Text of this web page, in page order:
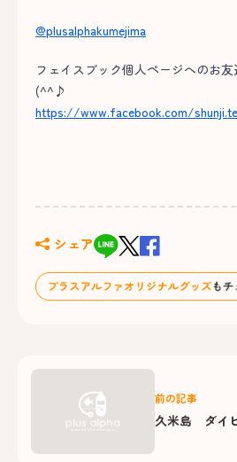
@plusalphakumejima
フェイスブック個人ページへのお
(^^♪
https://www.facebook.com/
シェア
前の記事
久米島 ダイ